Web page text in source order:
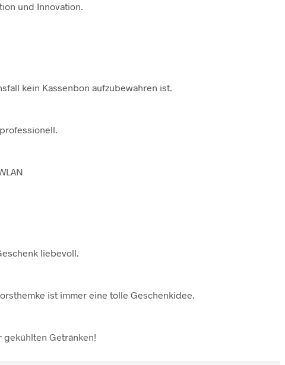
und Innovation.
kein Kassenbon aufzubewahren ist.
liebevoll.
ist immer eine tolle Geschenkidee.
gekühlten Getränken!